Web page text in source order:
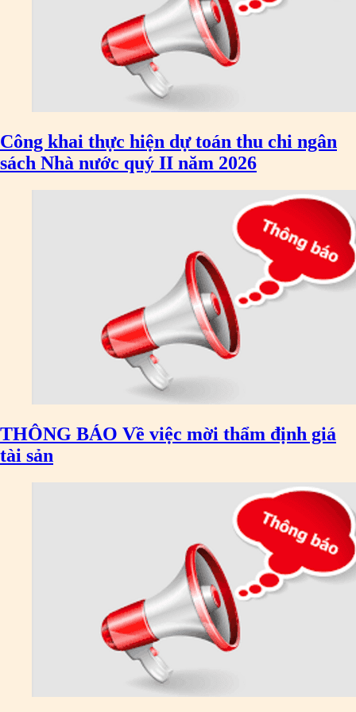
Công khai thực hiện dự toán thu chi ngân
sách Nhà nước quý II năm 2026
THÔNG BÁO Về việc mời thẩm định giá
tài sản